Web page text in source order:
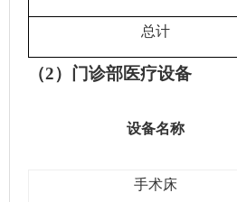
总计
（2）门诊部医疗设备
设备名称
手术床